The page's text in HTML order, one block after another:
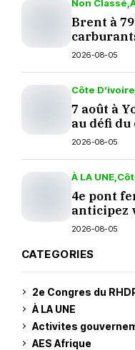
Non Classé
Brent à
septembre
2026-08-05
Côte D’ivoire
7 août à
au défi
2026-08-05
À LA UNE
4e pont
anticipez
2026-08-05
CATEGORIES
2e Congres du
À LA UNE
Activites
AES Afrique